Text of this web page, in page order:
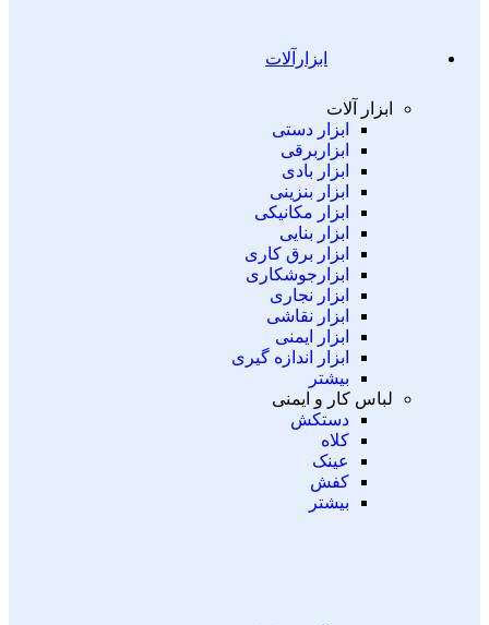
ابزارآلات
ابزار آلات
ابزار دستی
ابزاربرقی
ابزار بادی
ابزار بنزینی
ابزار مکانیکی
ابزار بنایی
ابزار برق کاری
ابزارجوشکاری
ابزار نجاری
ابزار نقاشی
ابزار ایمنی
ابزار اندازه گیری
بیشتر
لباس کار و ایمنی
دستکش
کلاه
عینک
کفش
بیشتر